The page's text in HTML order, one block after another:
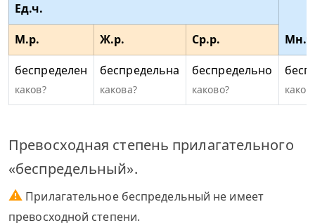
Ед.ч.
М.р. Ж.р.
Ср.р.
беспределен
каков?
беспредельна
какова?
беспредельно
каково?
Превосходная степень прилагательного
«беспредельный».
⚠ Прилагательное беспредельный не имеет
превосходной степени.